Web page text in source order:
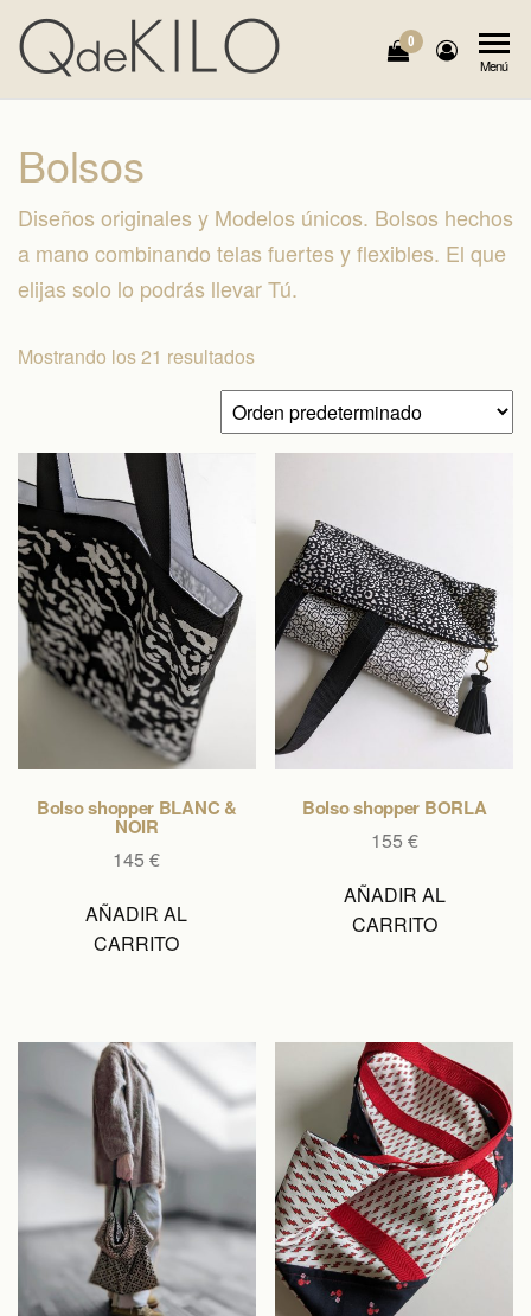
Saltar
contenido
QdeKILO
0
Menú
Bolsos
Diseños originales y Modelos únicos. Bolsos hechos
a mano combinando telas fuertes y flexibles. El que
elijas solo lo podrás llevar Tú.
Mostrando los 21 resultados
Bolso shopper BLANC &
NOIR
145€
AÑADIR AL
CARRITO
Bolso shopper BORLA
155 €
AÑADIR AL
CARRITO